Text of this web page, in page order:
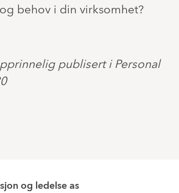
behov i din virksomhet?
publisert i Personal
og ledelse as